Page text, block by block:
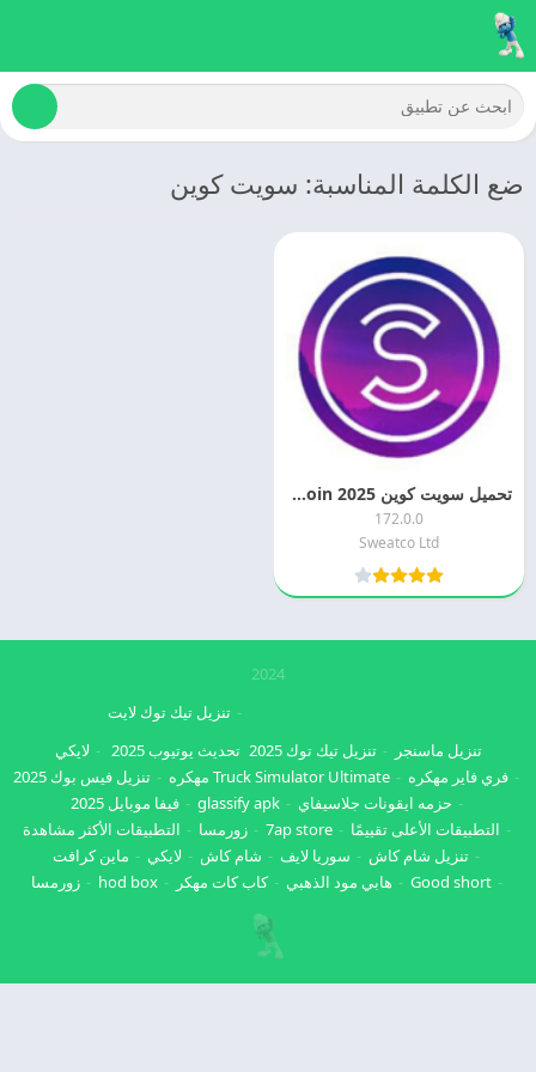
ضع الكلمة المناسبة: سويت كوين
تحميل سويت كوين 2025 Sweatcoin اخر تحديث مجانا
172.0.0
Sweatco Ltd
2024
تنزيل ماسنجر تنزيل تيك توك 2025
تنزيل تيك توك لايت
تحديث يوتيوب 2025
لايكي
فري فاير مهكره
Truck Simulator Ultimate مهكره
تنزيل فيس بوك 2025
حزمه ايقونات جلاسيفاي
glassify apk
فيفا موبايل 2025
التطبيقات الأعلى تقييمًا
7ap store زورمسا
التطبيقات الأكثر مشاهدة
تنزيل شام كاش
سوريا لايف شام كاش لايكي
ماين كرافت
Good short
هابي مود الذهبي كاب كات مهكر hod box زورمسا